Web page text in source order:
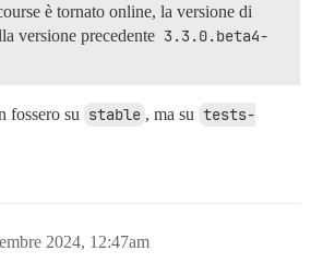
è tornato online, la versione di
versione precedente 3.3.0.beta4-
fossero su stable , ma su tests-
2024, 12:47am